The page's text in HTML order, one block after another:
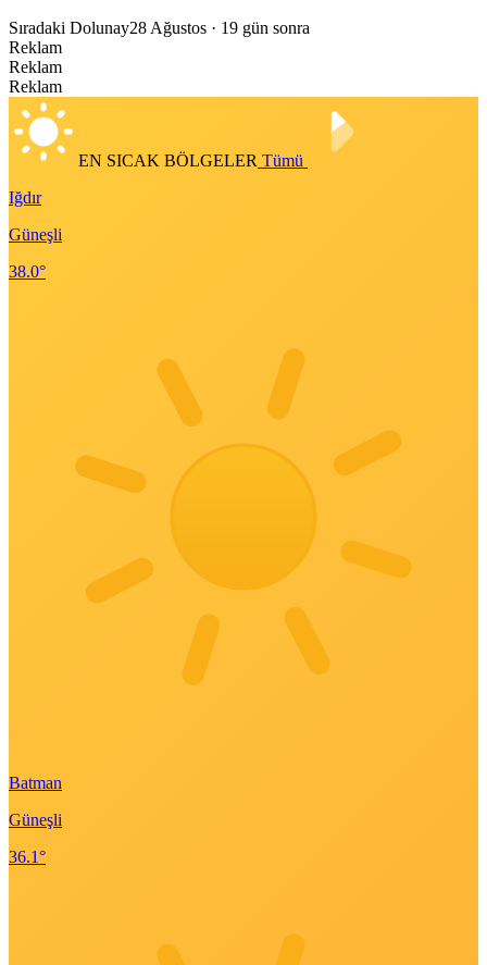
Sıradaki Dolunay28 Ağustos · 19 gün sonra
Reklam
Reklam
Reklam
EN SICAK BÖLGELER Tümü
Iğdır
Güneşli
38.0°
Batman
Güneşli
36.1°